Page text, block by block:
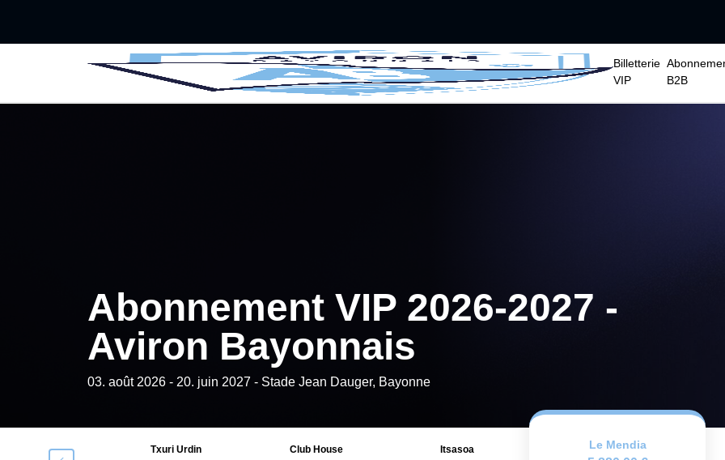
Billetterie
VIP
B2B
Abonnement VIP 2026-2027 -
Aviron Bayonnais
03. août 2026 - 20. juin 2027 - Stade Jean Dauger, Bayonne
Gastroteka Txuri Urdin Club House Itsasoa Le Mendia